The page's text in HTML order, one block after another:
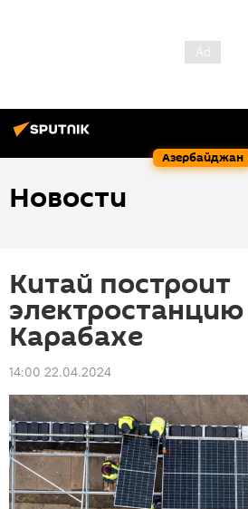
Азербайджан
Новости
Китай построит
электростанцию
Карабахе
14:00 22.04.2024